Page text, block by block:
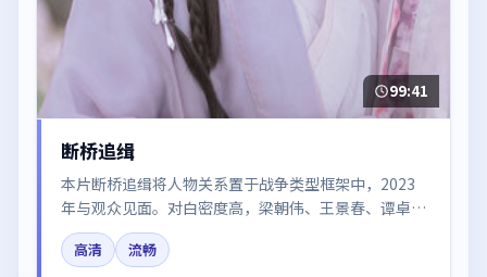
99:41
断桥追缉
本片断桥追缉将人物关系置于战争类型框架中，2023
年与观众见面。对白密度高，梁朝伟、王景春、谭卓的
台词节奏值得关注；整体气质偏英国都市与冷色调摄
影。
高清
流畅